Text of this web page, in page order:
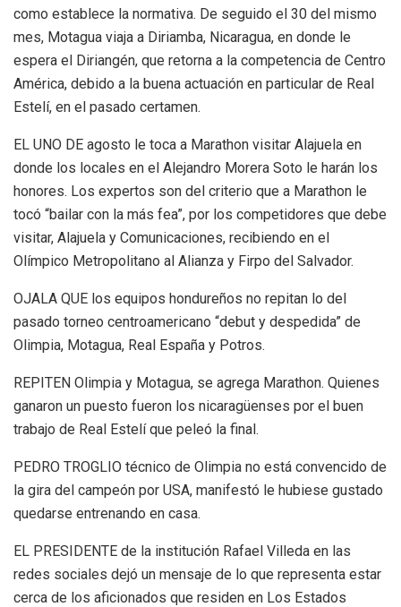
como establece la normativa. De seguido el 30 del mismo
mes, Motagua viaja a Diriamba, Nicaragua, en donde le
espera el Diriangén, que retorna a la competencia de Centro
América, debido a la buena actuación en particular de Real
Estelí, en el pasado certamen.
EL UNO DE agosto le toca a Marathon visitar Alajuela en
donde los locales en el Alejandro Morera Soto le harán los
honores. Los expertos son del criterio que a Marathon le
tocó “bailar con la más fea”, por los competidores que debe
visitar, Alajuela y Comunicaciones, recibiendo en el
Olímpico Metropolitano al Alianza y Firpo del Salvador.
OJALA QUE los equipos hondureños no repitan lo del
pasado torneo centroamericano “debut y despedida” de
Olimpia, Motagua, Real España y Potros.
REPITEN Olimpia y Motagua, se agrega Marathon. Quienes
ganaron un puesto fueron los nicaragüenses por el buen
trabajo de Real Estelí que peleó la final.
PEDRO TROGLIO técnico de Olimpia no está convencido de
la gira del campeón por USA, manifestó le hubiese gustado
quedarse entrenando en casa.
EL PRESIDENTE de la institución Rafael Villeda en las
redes sociales dejó un mensaje de lo que representa estar
cerca de los aficionados que residen en Los Estados